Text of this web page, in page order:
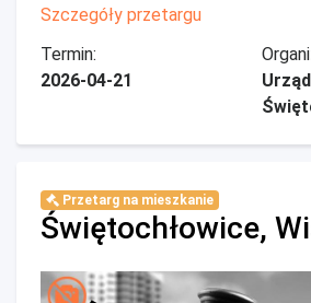
Szczegóły przetargu
Termin:
2026-04-21
Przetarg na mieszkanie
Świętochłowice,